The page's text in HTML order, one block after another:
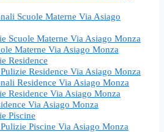
Scuole Materne Via Asiago
Scuole Materne Via Asiago Monza
Materne Via Asiago Monza
Residence
Residence Via Asiago Monza
Residence Via Asiago Monza
Residence Via Asiago Monza
Via Asiago Monza
Piscine
Piscine Via Asiago Monza